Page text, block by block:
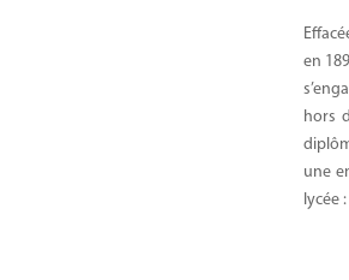
en
hors
une
lycée :